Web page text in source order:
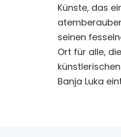
Künste, das
seinen
Ort für alle,
Banja Luka